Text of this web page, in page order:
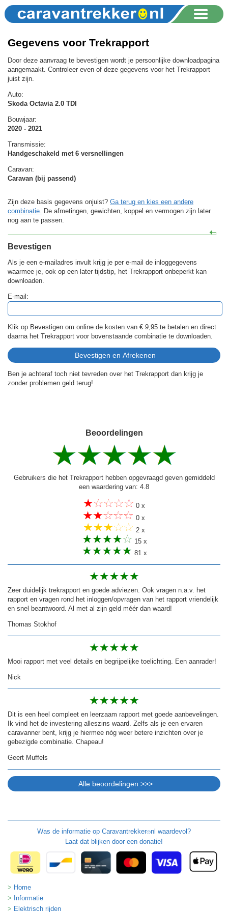
Gegevens voor Trekrapport
Door deze aanvraag te bevestigen wordt je persoonlijke downloadpagina
aangemaakt. Controleer even of deze gegevens voor het Trekrapport
juist zijn.
Auto:
Skoda Octavia 2.0 TDI
Bouwjaar:
2020 - 2021
Transmissie:
Handgeschakeld met 6 versnellingen
Caravan:
Caravan (bij passend)
Zijn deze basis gegevens onjuist? Ga terug en kies een andere
combinatie. De afmetingen, gewichten, koppel en vermogen zijn later
nog aan te passen.
Bevestigen
Als je een e-mailadres invult krijg je per e-mail de inloggegevens
waarmee je, ook op een later tijdstip, het Trekrapport onbeperkt kan
downloaden.
E-mail:
Klik op Bevestigen om online de kosten van € 9,95 te betalen en direct
daarna het Trekrapport voor bovenstaande combinatie te downloaden.
Ben je achteraf toch niet tevreden over het Trekrapport dan krijg je
zonder problemen geld terug!
Beoordelingen
Gebruikers die het Trekrapport hebben opgevraagd geven gemiddeld
een waardering van: 4.8
0 x
0 x
2 x
15 x
81 x
Zeer duidelijk trekrapport en goede adviezen. Ook vragen n.a.v. het
rapport en vragen rond het inloggen/opvragen van het rapport vriendelijk
en snel beantwoord. Al met al zijn geld méér dan waard!
Thomas Stokhof
Mooi rapport met veel details en begrijpelijke toelichting. Een aanrader!
Nick
Dit is een heel compleet en leerzaam rapport met goede aanbevelingen.
Ik vind het de investering alleszins waard. Zelfs als je een ervaren
caravanner bent, krijg je hiermee nóg weer betere inzichten over je
gebezigde combinatie. Chapeau!
Geert Muffels
Was de informatie op Caravantrekker🙂nl waardevol?
Laat dat blijken door een donatie!
Home
Informatie
Elektrisch rijden